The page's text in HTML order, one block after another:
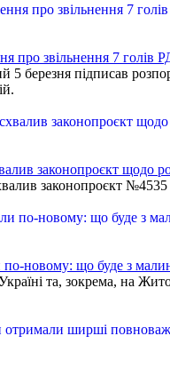
про звільнення 7 голів
березня підписав
законопроєкт щодо
законопроєкт №4535
новому: що буде з
та, зокрема, на